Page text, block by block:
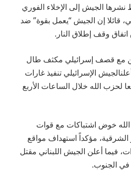
نشرها الجيش إلى الإخلاء الفوري
قائلا إن الجيش “يعمل بقوة” ضد
وقف إطلاق النار.
مع قصف إسرائيلي مكثف طال
الإسرائيلي تنفيذ غارات
150 هدفا تابعا لحزب الله خلال الساعات الأربع
خوض اشتباكات مع قوات
مؤكداً استهداف مواقع
فيما أعلن الجيش اللبناني مقتل
في الجنوب.